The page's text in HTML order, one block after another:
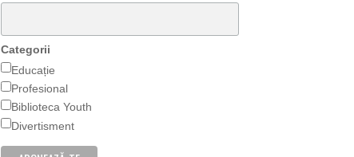
Categorii
Educație
Profesional
Biblioteca Youth
Divertisment